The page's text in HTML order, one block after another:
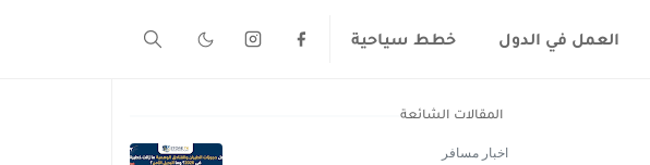
العمل في الدول خطط سياحية
المقالات الشائعة
اخبار مسافر